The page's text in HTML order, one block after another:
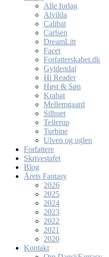
Alle forlag
Alvilda
Calibat
Carlsen
DreamLitt
Facet
Forfatterskabet.dk
Gyldendal
Hi Reader
Høst & Søn
Krabat
Mellemgaard
Silhuet
Tellerup
Turbine
Ulven og uglen
Forfattere
Skrivestafet
Blog
Årets Fantasy
2026
2025
2024
2023
2022
2021
2020
Kontakt